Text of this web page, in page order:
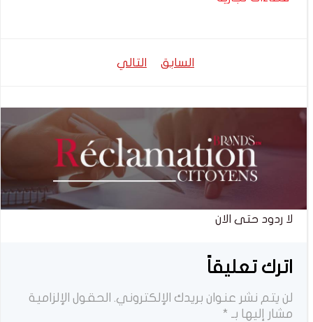
السابق
تصفّح
التالي
لا ردود حتى الان
اترك تعليقاً
لن يتم نشر عنوان بريدك الإلكتروني. الحقول الإلزامية
مشار إليها بـ *